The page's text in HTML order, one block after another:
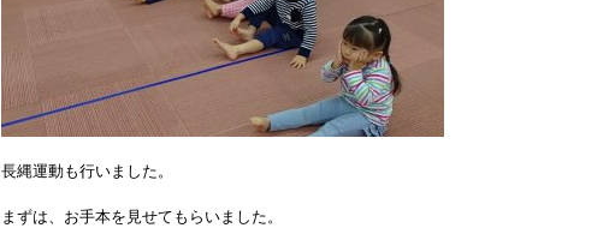
長縄運動も行いました。
まずは、お手本を見せてもらいました。